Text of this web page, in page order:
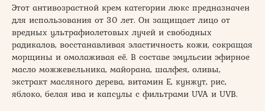
Этот антивозрастной крем категории люкс предназначен
для использования от 30 лет. Он защищает лицо от
вредных ультрафиолетовых лучей и свободных
радикалов, восстанавливая эластичность кожи, сокращая
морщины и омолаживая её. В составе эмульсии эфирное
масло можжевельника, майорана, шалфея, оливы,
экстракт масляного дерева, витамин Е, кунжут, рис,
яблоко, белая ива и капсулы с фильтрами UVA и UVB.